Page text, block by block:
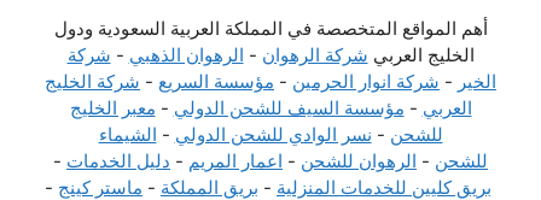
أهم المواقع المتخصصة في المملكة العربية السعودية ودول
الخليج العربي شركة الرهوان - الرهوان الذهبي - شركة
الخير - شركة انوار الحرمين - مؤسسة السريع - شركة الخليج
العربي - مؤسسة السيف للشحن الدولي - معبر الخليج
للشحن - نسر الوادي للشحن الدولي - الشيماء
للشحن - الرهوان للشحن - اعمار المريم - دليل الخدمات -
بريق كليين للخدمات المنزلية - بريق المملكة - ماستر كينج -